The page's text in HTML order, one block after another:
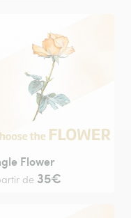
Flower
de 35€